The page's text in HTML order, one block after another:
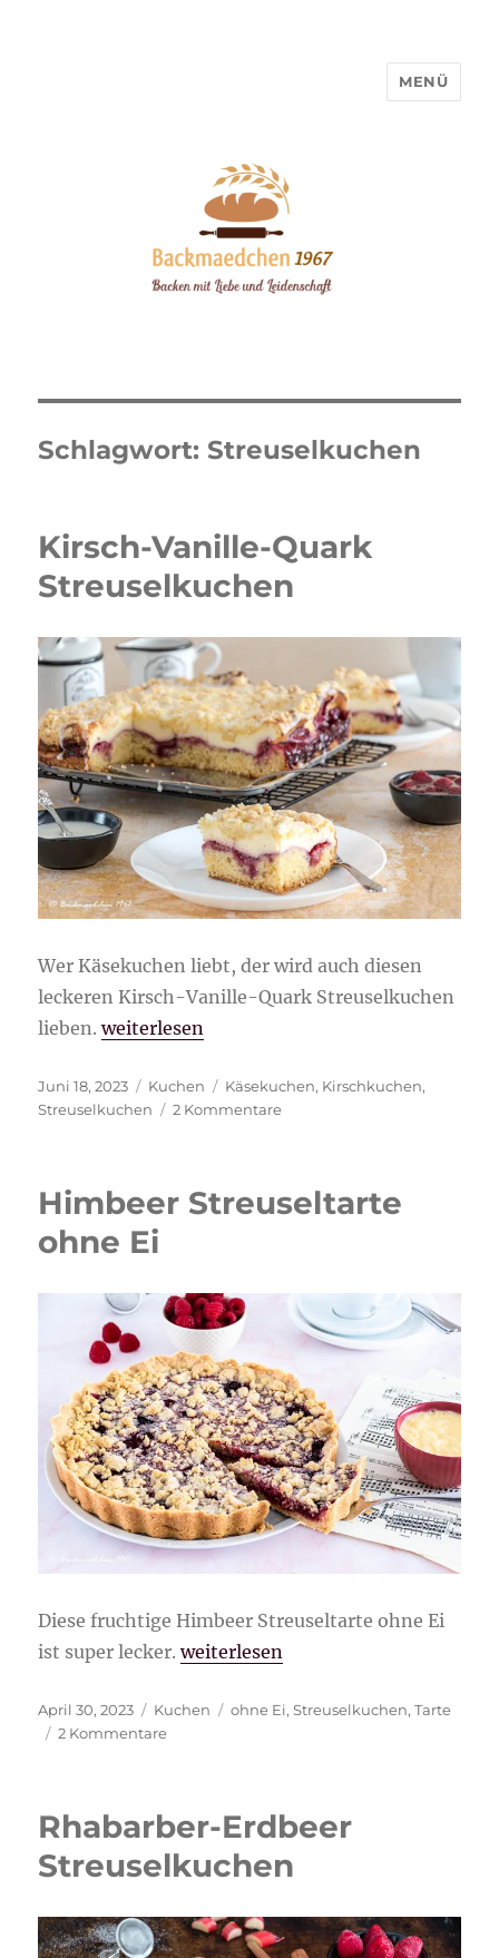
MENÜ
Schlagwort: Streuselkuchen
Kirsch-Vanille-Quark
Streuselkuchen
Wer Käsekuchen liebt, der wird auch diesen
leckeren Kirsch-Vanille-Quark Streuselkuchen
lieben.„Kirsch-Vanille-Quark Streuselkuchen“
weiterlesen
Veröffentlicht
am
Juni 18, 2023 Kategorien
Kuchen Schlagwörter
Käsekuchen, Kirschkuchen,
Streuselkuchen
2 Kommentarezu
Streuselkuchen
Himbeer Streuseltarte
ohne Ei
Diese fruchtige Himbeer Streuseltarte ohne Ei
ist super lecker.„Himbeer Streuseltarte ohne Ei“
weiterlesen
Veröffentlicht
am
April 30, 2023 Kategorien
Kuchen Schlagwörter
ohne Ei,Streuselkuchen,Tarte
2 Kommentarezu
Ei
Rhabarber-Erdbeer
Streuselkuchen